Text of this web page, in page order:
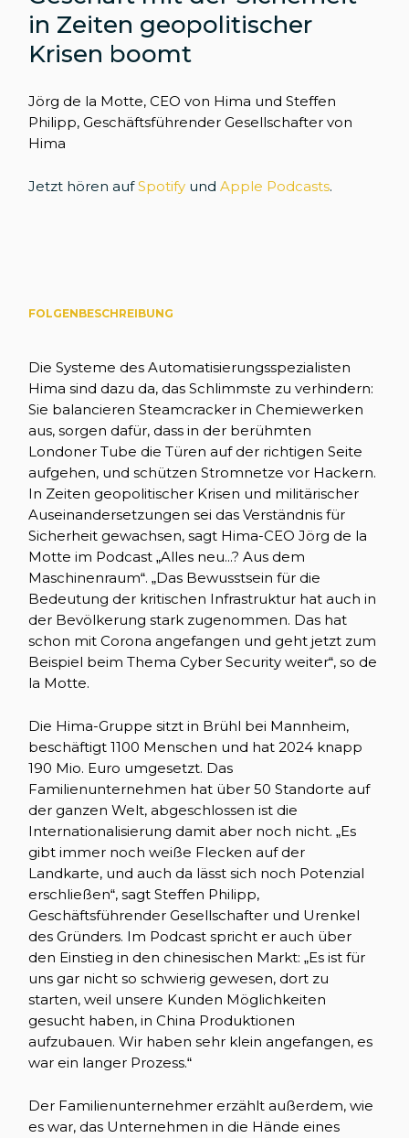
in Zeiten geopolitischer
Krisen boomt
Jörg de la Motte, CEO von Hima und Steffen
Philipp, Geschäftsführender Gesellschafter von
Hima
Jetzt hören aufSpotify undApple Podcasts.
FOLGENBESCHREIBUNG
Die Systeme des Automatisierungsspezialisten
Hima sind dazu da, das Schlimmste zu verhindern:
Sie balancieren Steamcracker in Chemiewerken
aus, sorgen dafür, dass in der berühmten
Londoner Tube die Türen auf der richtigen Seite
aufgehen, und schützen Stromnetze vor Hackern.
In Zeiten geopolitischer Krisen und militärischer
Auseinandersetzungen sei das Verständnis für
Sicherheit gewachsen, sagt Hima-CEO Jörg de la
Motte im Podcast „Alles neu...? Aus dem
Maschinenraum“. „Das Bewusstsein für die
Bedeutung der kritischen Infrastruktur hat auch in
der Bevölkerung stark zugenommen. Das hat
schon mit Corona angefangen und geht jetzt zum
Beispiel beim Thema Cyber Security weiter“, so de
la Motte.
Die Hima-Gruppe sitzt in Brühl bei Mannheim,
beschäftigt 1100 Menschen und hat 2024 knapp
190 Mio. Euro umgesetzt. Das
Familienunternehmen hat über 50 Standorte auf
der ganzen Welt, abgeschlossen ist die
Internationalisierung damit aber noch nicht. „Es
gibt immer noch weiße Flecken auf der
Landkarte, und auch da lässt sich noch Potenzial
erschließen“, sagt Steffen Philipp,
Geschäftsführender Gesellschafter und Urenkel
des Gründers. Im Podcast spricht er auch über
den Einstieg in den chinesischen Markt: „Es ist für
uns gar nicht so schwierig gewesen, dort zu
starten, weil unsere Kunden Möglichkeiten
gesucht haben, in China Produktionen
aufzubauen. Wir haben sehr klein angefangen, es
war ein langer Prozess.“
Der Familienunternehmer erzählt außerdem, wie
es war, das Unternehmen in die Hände eines